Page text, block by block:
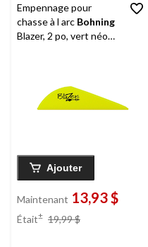
Empennage pour
chasse à l arc Bohning
Blazer, 2 po, vert néon,
Ajouter
Maintenant 13,93 $
Était± 19,99 $